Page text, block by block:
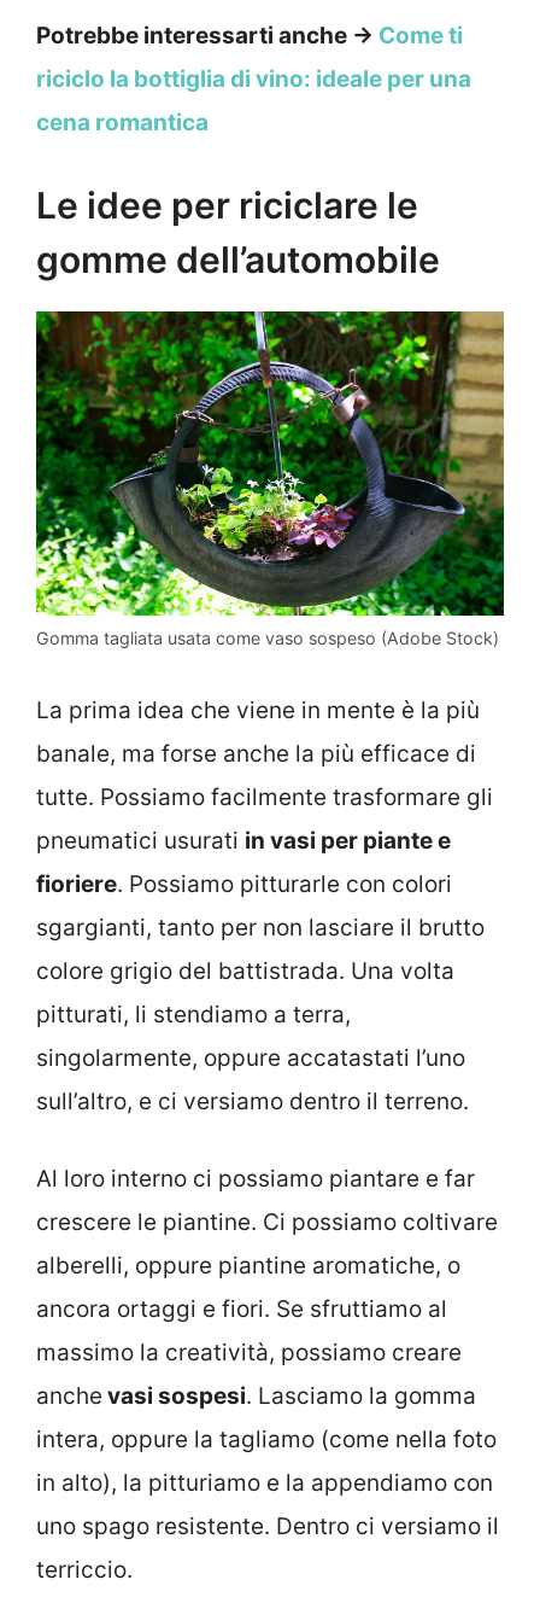
Potrebbe interessarti anche → Come ti
riciclo la bottiglia di vino: ideale per una
cena romantica
Le idee per riciclare le
gomme dell’automobile
Gomma tagliata usata come vaso sospeso (Adobe Stock)
La prima idea che viene in mente è la più
banale, ma forse anche la più efficace di
tutte. Possiamo facilmente trasformare gli
pneumatici usurati in vasi per piante e
fioriere. Possiamo pitturarle con colori
sgargianti, tanto per non lasciare il brutto
colore grigio del battistrada. Una volta
pitturati, li stendiamo a terra,
singolarmente, oppure accatastati l’uno
sull’altro, e ci versiamo dentro il terreno.
Al loro interno ci possiamo piantare e far
crescere le piantine. Ci possiamo coltivare
alberelli, oppure piantine aromatiche, o
ancora ortaggi e fiori. Se sfruttiamo al
massimo la creatività, possiamo creare
anche vasi sospesi. Lasciamo la gomma
intera, oppure la tagliamo (come nella foto
in alto), la pitturiamo e la appendiamo con
uno spago resistente. Dentro ci versiamo il
terriccio.